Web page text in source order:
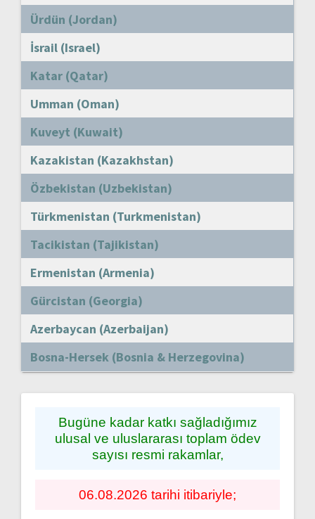
Ürdün (Jordan)
İsrail (Israel)
Katar (Qatar)
Umman (Oman)
Kuveyt (Kuwait)
Kazakistan (Kazakhstan)
Özbekistan (Uzbekistan)
Türkmenistan (Turkmenistan)
Tacikistan (Tajikistan)
Ermenistan (Armenia)
Gürcistan (Georgia)
Azerbaycan (Azerbaijan)
Bosna-Hersek (Bosnia & Herzegovina)
Bugüne kadar katkı sağladığımız
ulusal ve uluslararası toplam ödev
sayısı resmi rakamlar,
06.08.2026 tarihi itibariyle;